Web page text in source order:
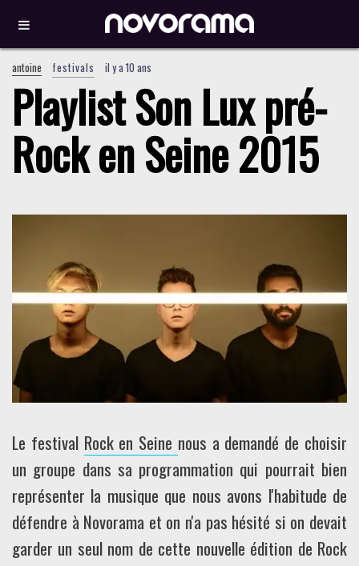
antoine festivals il y a 10 ans
Playlist Son Lux pré-
Rock en Seine 2015
Le festival Rock en Seine nous a demandé de choisir
un groupe dans sa programmation qui pourrait bien
représenter la musique que nous avons l'habitude de
défendre à Novorama et on n'a pas hésité si on devait
garder un seul nom de cette nouvelle édition de Rock